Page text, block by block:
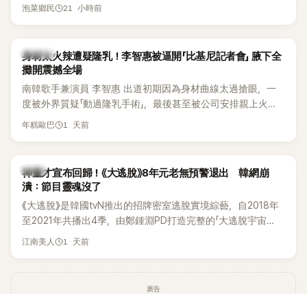
泡菜鄉民 21 小時前
K-POP
身材太火辣遭疑隆乳！李智惠被逼開「比基尼記者會」 腋下全
攤開震撼全場
南韓歌手兼演員 李智惠 出道初期因為身材曲線太過搶眼，一
度被外界質疑「動過隆乳手術」，最後甚至被公司安排親上火
線，召開前所未見的「泳裝記者會」澄清。這場記者會後來還被
熱議。 2日播出的 SBS 綜藝節目《我的經紀人太難搞－秘書
鎮》，邀請同時兼顧工作與育兒的演藝圈代表「媽媽群」——李智
惠、李賢怡、李恩亨，以第13位「My Star」身分登場，分享最真
實的生活日常。 節目一開始，李瑞鎮 率先與李智惠會合，兩人
邊搭車邊聊天，氣氛輕鬆。聊到最近的新聞，李瑞鎮突然直球
發問：「妳不是上新聞了？說妳去做整形？是人中縮短手術嗎？」
惠也毫不閃躲，淡定接招，兩人鬥嘴默契十足。 話題接著一路
延燒到過去的爭議。李瑞鎮脫口補刀：「妳以前不是還在游泳池
年糕歐巴 1 天前
韓星
神童才宣布回歸！《大逃脫》8年元老無預警退出 韓網崩
潰：節目靈魂沒了
《大逃脫》是韓國tvN推出的招牌密室逃脫實境綜藝，自2018年
至2021年共播出4季，由鄭鍾淵PD打造完整的「大逃脫宇宙
（DTCU）」，憑藉燒腦劇情、電影級場景與龐大世界觀，累積
江南美人 1 天前
廣告